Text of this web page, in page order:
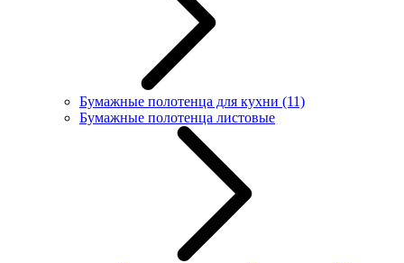
Бумажные полотенца для кухни (11)
Бумажные полотенца листовые